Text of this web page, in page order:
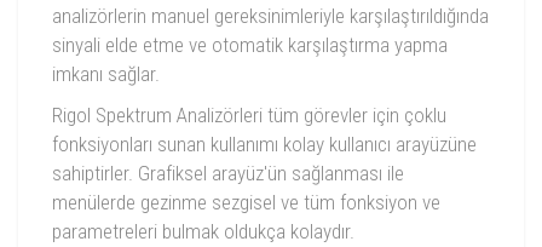
analizörlerin manuel gereksinimleriyle karşılaştırıldığında
sinyali elde etme ve otomatik karşılaştırma yapma
imkanı sağlar.
Rigol Spektrum Analizörleri tüm görevler için çoklu
fonksiyonları sunan kullanımı kolay kullanıcı arayüzüne
sahiptirler. Grafiksel arayüz'ün sağlanması ile
menülerde gezinme sezgisel ve tüm fonksiyon ve
parametreleri bulmak oldukça kolaydır.